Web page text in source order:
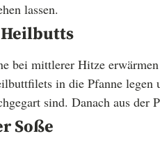
lassen.
Heilbutts
bei mittlerer Hitze
in die Pfanne
sind. Danach aus der
Soße